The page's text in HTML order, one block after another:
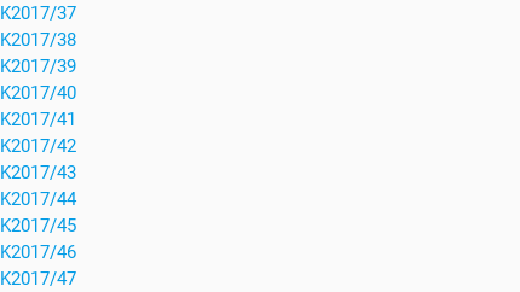
K2017/37
K2017/38
K2017/39
K2017/40
K2017/41
K2017/42
K2017/43
K2017/44
K2017/45
K2017/46
K2017/47